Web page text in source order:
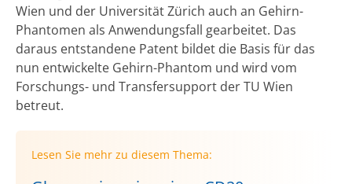
Wien und der Universität Zürich auch an Gehirn-
Phantomen als Anwendungsfall gearbeitet. Das
daraus entstandene Patent bildet die Basis für das
nun entwickelte Gehirn-Phantom und wird vom
Forschungs- und Transfersupport der TU Wien
betreut.
Lesen Sie mehr zu diesem Thema: